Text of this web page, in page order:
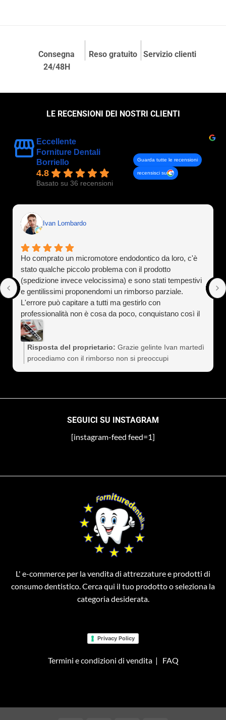
Consegna
24/48H
Reso gratuito Servizio clienti
LE RECENSIONI DEI NOSTRI CLIENTI
Eccellente
Forniture Dentali
Borriello
4.8
Basato su 36 recensioni
Guarda tutte le recensioni
recensisci su
Ivan Lombardo
Ho comprato un micromotore endodontico da loro, c'è
stato qualche piccolo problema con il prodotto
(spedizione invece velocissima) e sono stati tempestivi
e gentilissimi proponendomi un rimborso parziale.
L'errore può capitare a tutti ma gestirlo con
professionalità non è cosa da poco, conquistano così il
cliente a vita). Assolutamente consigliati
Risposta del proprietario: Grazie gelinte Ivan martedì
procediamo con il rimborso non si preoccupi
SEGUICI SU INSTAGRAM
[instagram-feed feed=1]
L' e-commerce per la vendita di attrezzature e prodotti di
consumo dentistico. Cerca qui il tuo prodotto o seleziona la
categoria desiderata.
Privacy Policy
Termini e condizioni di vendita| FAQ